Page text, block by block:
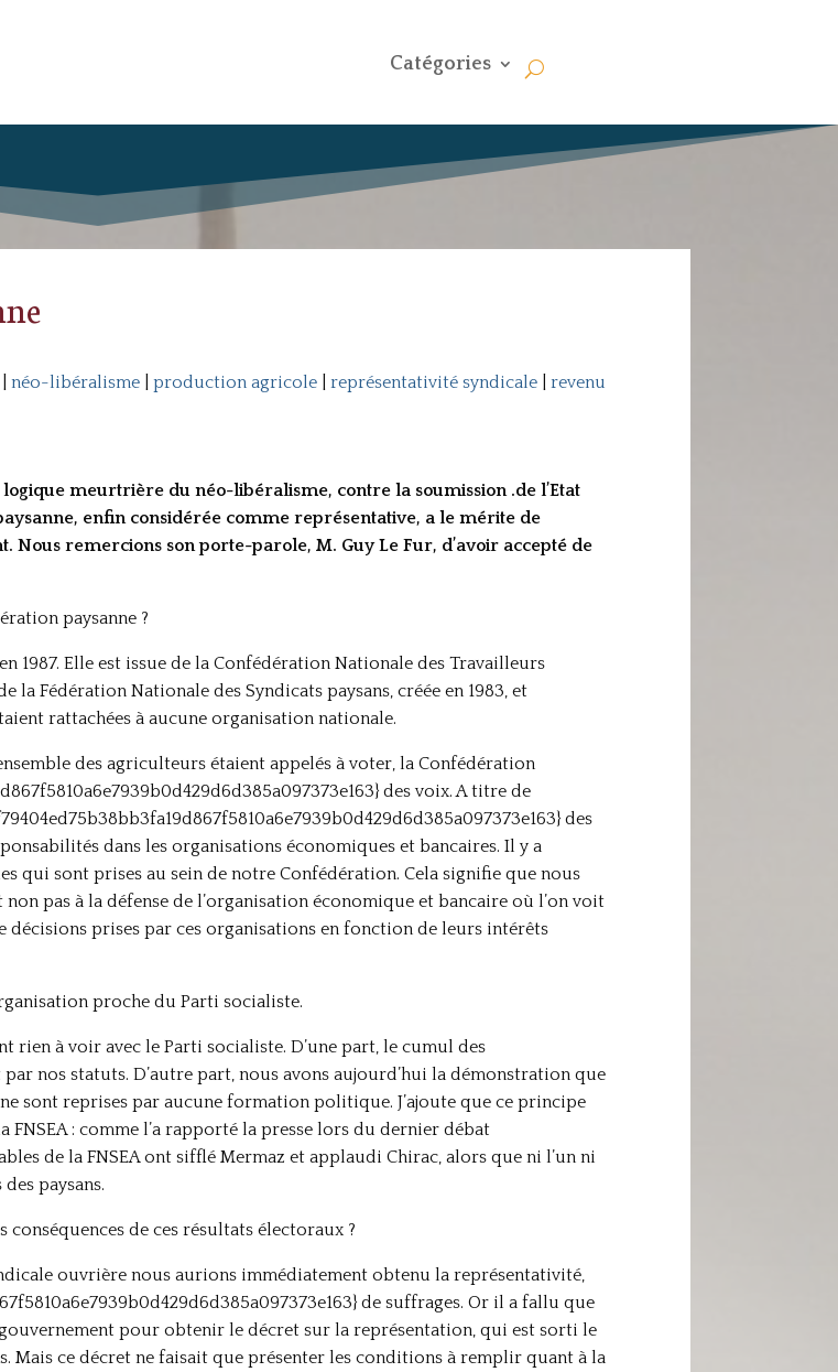
Catégories
néo-libéralisme| production agricole| représentativité syndicale| revenu
meurtrière du néo-libéralisme, contre la soumission .de l’Etat
enfin considérée comme représentative, a le mérite de
remercions son porte-parole, M. Guy Le Fur, d’avoir accepté de
paysanne ?
1987. Elle est issue de la Confédération Nationale des Travailleurs
la Fédération Nationale des Syndicats paysans, créée en 1983, et
rattachées à aucune organisation nationale.
des agriculteurs étaient appelés à voter, la Confédération
des voix. A titre de
des
dans les organisations économiques et bancaires. Il y a
qui sont prises au sein de notre Confédération. Cela signifie que nous
pas à la défense de l’organisation économique et bancaire où l’on voit
prises par ces organisations en fonction de leurs intérêts
proche du Parti socialiste.
rien à voir avec le Parti socialiste. D’une part, le cumul des
nos statuts. D’autre part, nous avons aujourd’hui la démonstration que
sont reprises par aucune formation politique. J’ajoute que ce principe
FNSEA : comme l’a rapporté la presse lors du dernier débat
de la FNSEA ont sifflé Mermaz et applaudi Chirac, alors que ni l’un ni
paysans.
de ces résultats électoraux ?
ouvrière nous aurions immédiatement obtenu la représentativité,
de suffrages. Or il a fallu que
pour obtenir le décret sur la représentation, qui est sorti le
Mais ce décret ne faisait que présenter les conditions à remplir quant à la